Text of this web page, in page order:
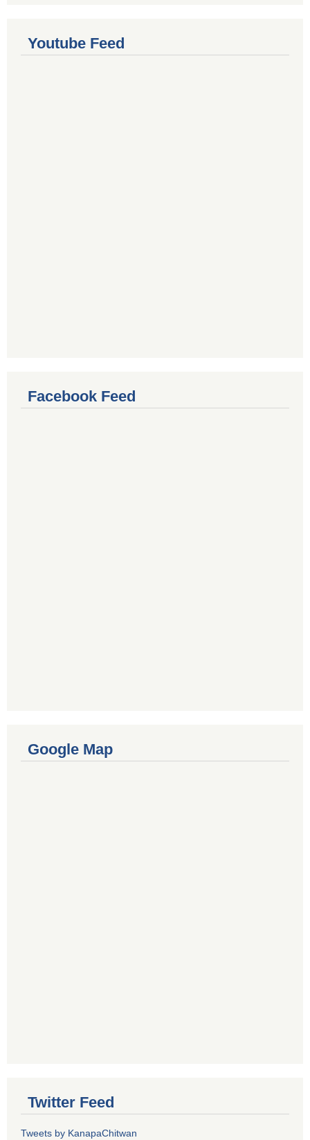
Youtube Feed
Facebook Feed
Google Map
Twitter Feed
Tweets by KanapaChitwan